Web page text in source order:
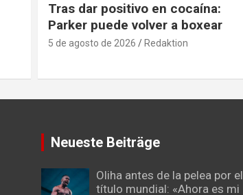
Tras dar positivo en cocaína:
Parker puede volver a boxear
5 de agosto de 2026 Redaktion
Neueste Beiträge
Oliha antes de la pelea por el
título mundial: «Ahora es mi